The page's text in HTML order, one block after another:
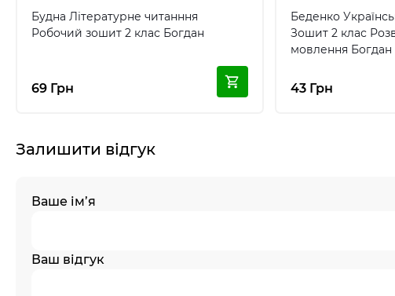
Будна Літературне читанння
Робочий зошит 2 клас Богдан
69 Грн
Беденко Українська мова та читання
Зошит 2 клас Розвиток зв’язного
мовлення Богдан
43 Грн
Залишити відгук
Ваше ім’я
Ваш відгук